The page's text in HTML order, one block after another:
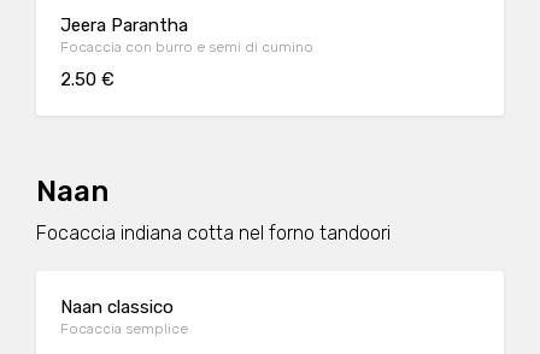
Jeera Parantha
Focaccia con burro e semi di cumino
2.50 €
Naan
Focaccia indiana cotta nel forno tandoori
Naan classico
Focaccia semplice